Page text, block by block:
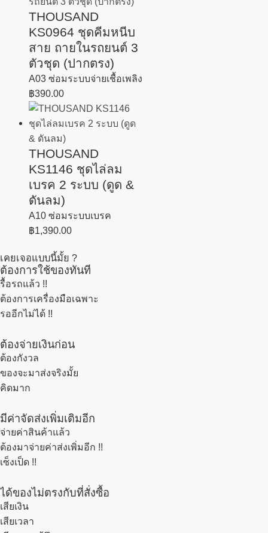
THOUSAND
KS0964 ชุดคีมหนีบ
สาย ถายในรถยนต์ 3
ตัวชุด (ปากตรง)
A03 ซ่อมระบบจ่ายเชื้อเพลิง
฿390.00
THOUSAND
KS1146 ชุดไล่ลม
เบรค 2 ระบบ (ดูด &
ดันลม)
A10 ซ่อมระบบเบรค
฿1,390.00
เคยเจอแบบนี้มั้ย ?
ต้องการใช้ของทันที
รื้อรถแล้ว !!
ต้องการเครื่องมือเฉพาะ
รออีกไม่ได้ !!
ต้องจ่ายเงินก่อน
ต้องกังวล
ของจะมาส่งจริงมั้ย
คิดมาก
มีค่าจัดส่งเพิ่มเติมอีก
จ่ายค่าสินค้าแล้ว
ต้องมาจ่ายค่าส่งเพิ่มอีก !!
เซ็งเป็ด !!
ได้ของไม่ตรงกับที่สั่งซื้อ
เสียเงิน
เสียเวลา